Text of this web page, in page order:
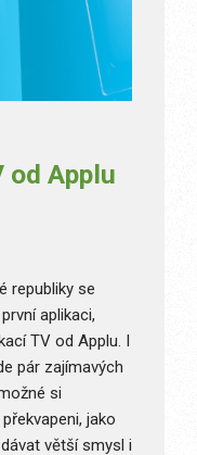
od Applu
republiky se
aplikaci,
TV od Applu. I
pár zajímavých
si
jako
větší smysl i